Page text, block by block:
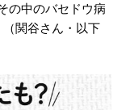
の中のバセドウ病
関谷さん・以下